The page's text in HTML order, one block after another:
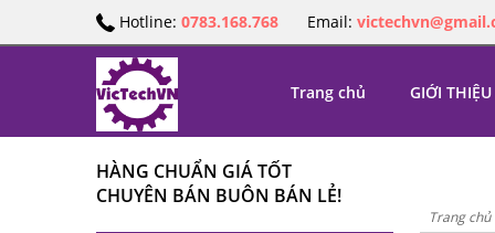
Hotline: 0783.168.768 Email:
Trang chủ GIỚI THIỆU
HÀNG CHUẨN GIÁ TỐT
CHUYÊN BÁN BUÔN BÁN LẺ!
Trang chủ